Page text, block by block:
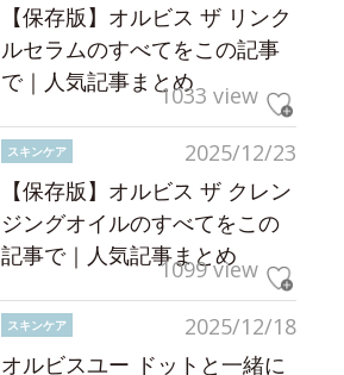
【保存版】オルビス ザ リンク
ルセラムのすべてをこの記事
で｜人気記事まとめ1033 view
2025/12/23
スキンケア
【保存版】オルビス ザ クレン
ジングオイルのすべてをこの
記事で｜人気記事まとめ
1099 view
2025/12/18
スキンケア
オルビスユー ドットと一緒に